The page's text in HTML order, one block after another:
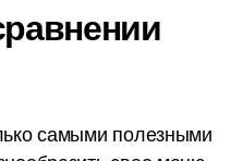
самыми полезными